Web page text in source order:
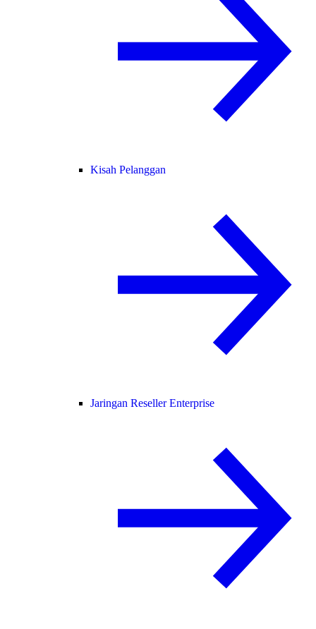
Kisah Pelanggan
Jaringan Reseller Enterprise